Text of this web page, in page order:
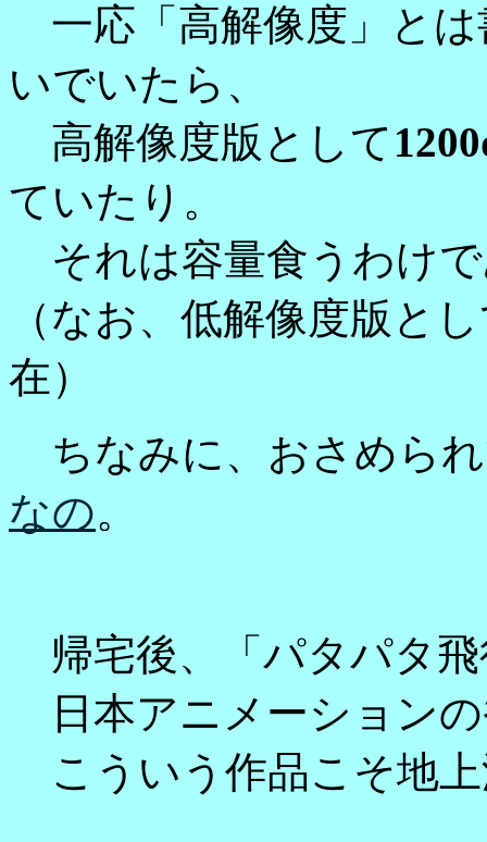
一応「高解像度」と
いでいたら、
高解像度版として
ていたり。
それは容量食うわけ
（なお、低解像度版と
在）
ちなみに、おさめら
なの。
帰宅後、「パタパタ
日本アニメーション
こういう作品こそ地